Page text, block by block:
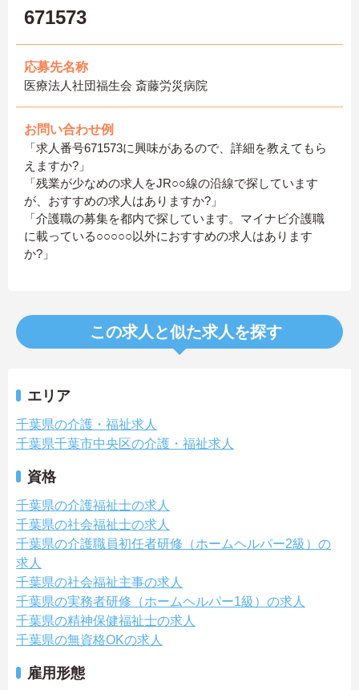
671573
応募先名称
医療法人社団福生会 斎藤労災病院
お問い合わせ例
「求人番号671573に興味があるので、詳細を教えてもら
えますか?」
「残業が少なめの求人をJR○○線の沿線で探しています
が、おすすめの求人はありますか?」
「介護職の募集を都内で探しています。マイナビ介護職
に載っている○○○○○以外におすすめの求人はあります
か?」
この求人と似た求人を探す
エリア
千葉県の介護・福祉求人
千葉県千葉市中央区の介護・福祉求人
資格
千葉県の介護福祉士の求人
千葉県の社会福祉士の求人
千葉県の介護職員初任者研修（ホームヘルパー2級）の
求人
千葉県の社会福祉主事の求人
千葉県の実務者研修（ホームヘルパー1級）の求人
千葉県の精神保健福祉士の求人
千葉県の無資格OKの求人
雇用形態